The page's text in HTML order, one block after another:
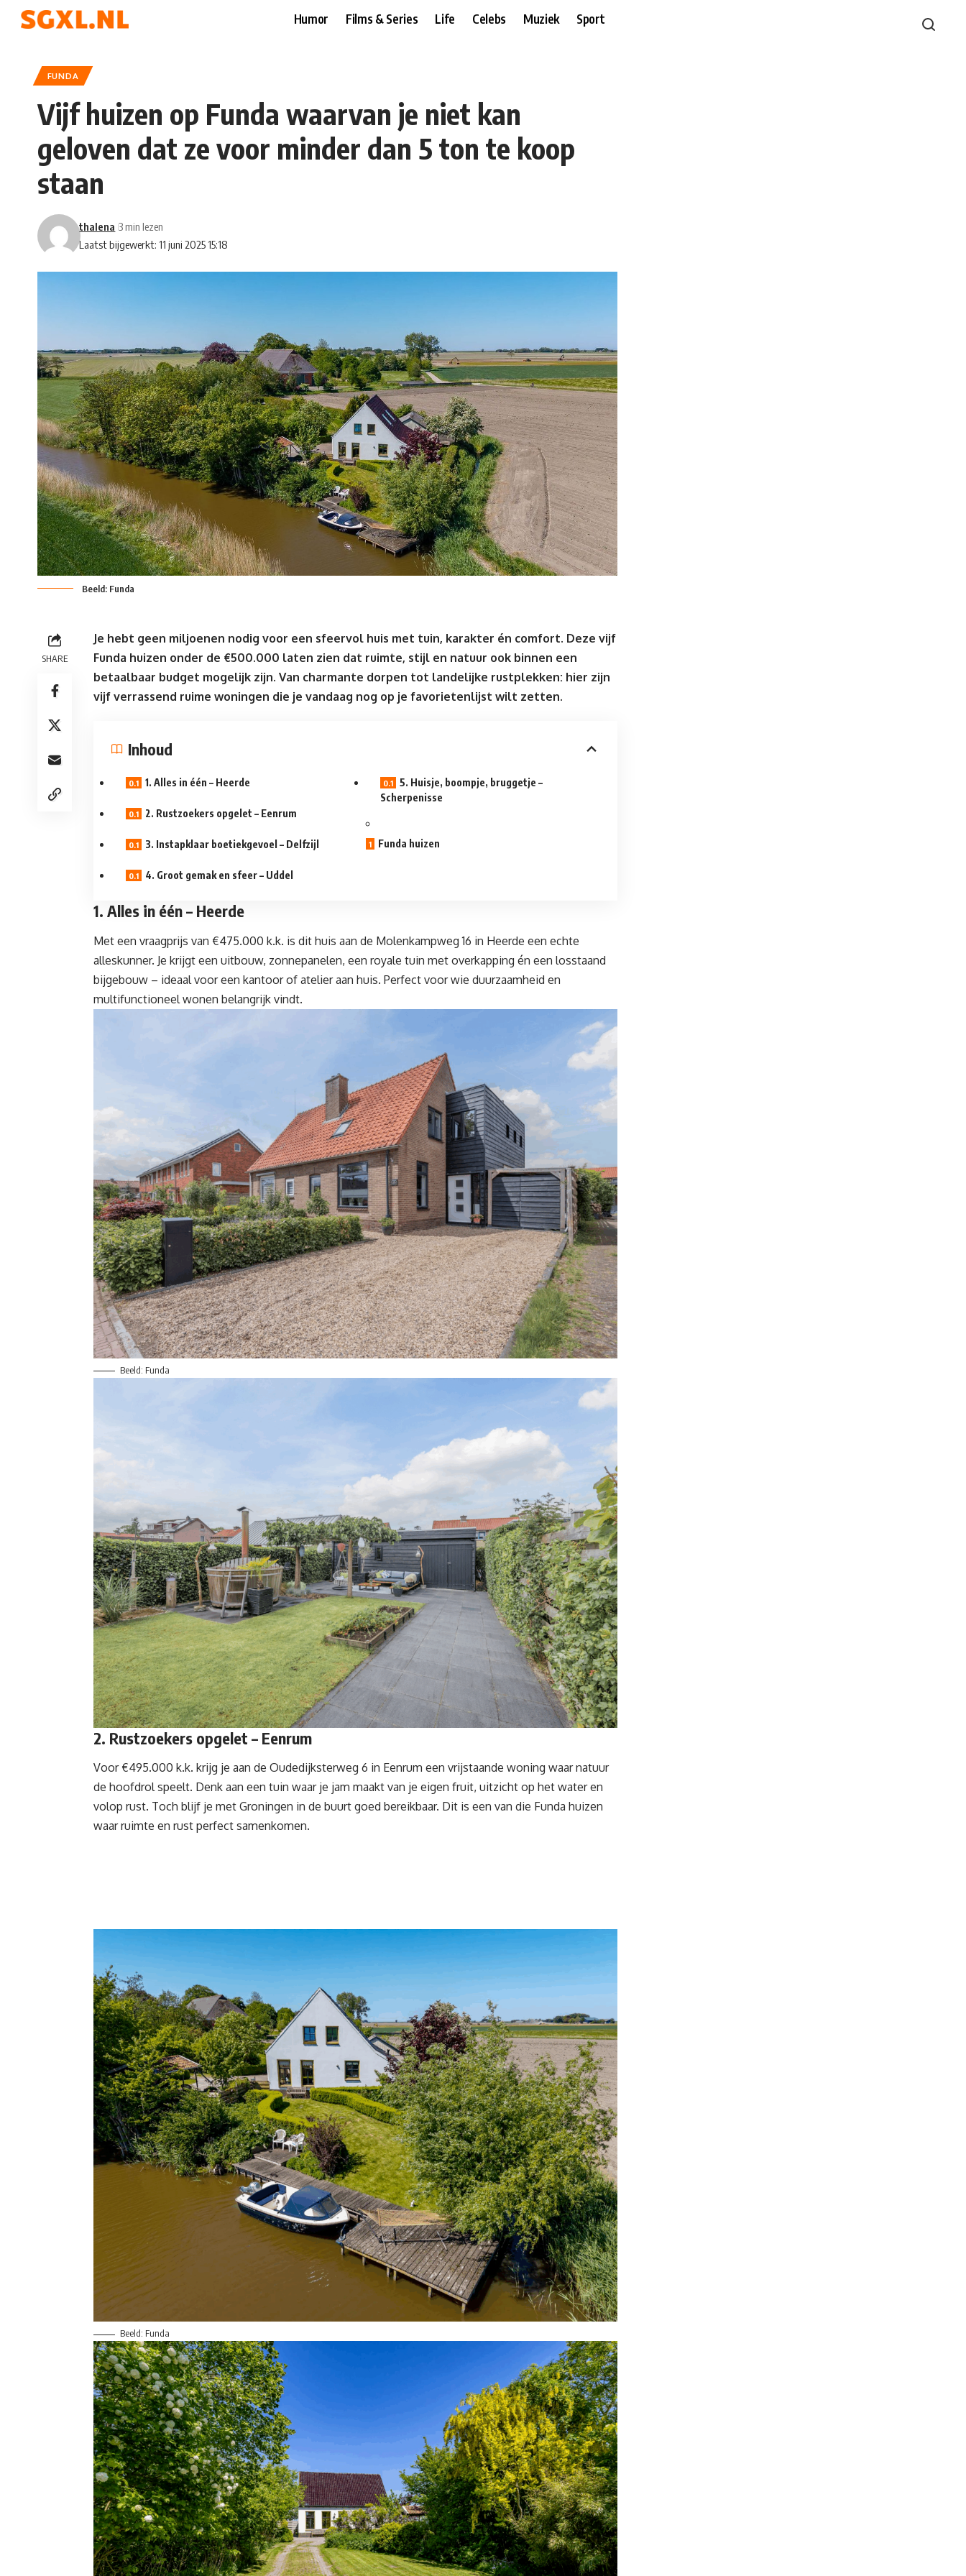
Humor Films & Series Life Celebs Muziek Sport
FUNDA
Vijf huizen op Funda waarvan je niet kan
geloven dat ze voor minder dan 5 ton te koop
staan
Laatst bijgewerkt: 11 juni 2025 15:18
thalena 3 min lezen
Beeld: Funda
SHARE
Je hebt geen miljoenen nodig voor een sfeervol huis met tuin, karakter én comfort. Deze vijf
Funda huizen onder de €500.000 laten zien dat ruimte, stijl en natuur ook binnen een
betaalbaar budget mogelijk zijn. Van charmante dorpen tot landelijke rustplekken: hier zijn
vijf verrassend ruime woningen die je vandaag nog op je favorietenlijst wilt zetten.
Inhoud
1. Alles in één – Heerde
2. Rustzoekers opgelet – Eenrum
3. Instapklaar boetiekgevoel – Delfzijl
4. Groot gemak en sfeer – Uddel
5. Huisje, boompje, bruggetje –
Scherpenisse
Funda huizen
1. Alles in één – Heerde
Met een vraagprijs van €475.000 k.k. is dit huis aan de Molenkampweg 16 in Heerde een echte
alleskunner. Je krijgt een uitbouw, zonnepanelen, een royale tuin met overkapping én een losstaand
bijgebouw – ideaal voor een kantoor of atelier aan huis. Perfect voor wie duurzaamheid en
multifunctioneel wonen belangrijk vindt.
Beeld: Funda
2. Rustzoekers opgelet – Eenrum
Voor €495.000 k.k. krijg je aan de Oudedijksterweg 6 in Eenrum een vrijstaande woning waar natuur
de hoofdrol speelt. Denk aan een tuin waar je jam maakt van je eigen fruit, uitzicht op het water en
volop rust. Toch blijf je met Groningen in de buurt goed bereikbaar. Dit is een van die Funda huizen
waar ruimte en rust perfect samenkomen.
Beeld: Funda